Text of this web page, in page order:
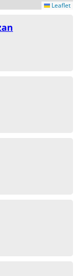
Leaflet